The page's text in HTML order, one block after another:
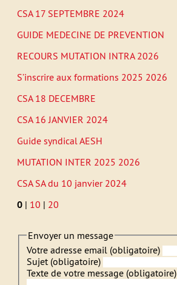
CSA17 SEPTEMBRE 2024
GUIDE MEDECINE DE PREVENTION
RECOURS MUTATION INTRA2026
S’inscrire aux formations 2025 2026
CSA18 DECEMBRE
CSA16JANVIER 2024
Guide syndical AESH
MUTATION INTER 2025 2026
CSA SAdu 10 janvier 2024
0 | 10 | 20
Envoyer un message
Votre adresse email (obligatoire)
Sujet (obligatoire)
Texte de votre message (obligatoire)